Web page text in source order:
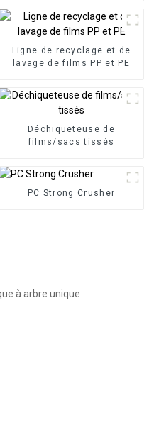
Ligne de recyclage et de
lavage de films PP et PE
Déchiqueteuse de
films/sacs tissés
PC Strong Crusher